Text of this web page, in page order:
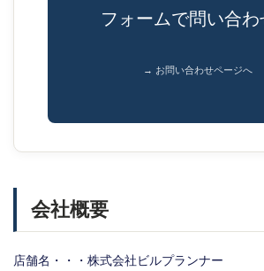
フォームで問い合わ
→ お問い合わせページへ
会社概要
店舗名・・・株式会社ビルプランナー